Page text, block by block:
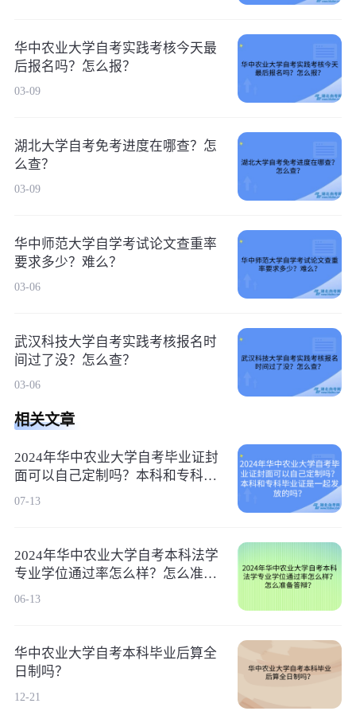
华中农业大学自考实践考核今天最
后报名吗？怎么报？
03-09
湖北大学自考免考进度在哪查？怎
么查？
03-09
华中师范大学自学考试论文查重率
要求多少？难么？
03-06
武汉科技大学自考实践考核报名时
间过了没？怎么查？
03-06
相关文章
2024年华中农业大学自考毕业证封
面可以自己定制吗？本科和专科毕
业证是一起发放的吗？
07-13
2024年华中农业大学自考本科法学
专业学位通过率怎么样？怎么准备
答辩？
06-13
华中农业大学自考本科毕业后算全
日制吗？
12-21